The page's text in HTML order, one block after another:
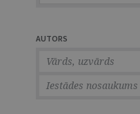
AUTORS